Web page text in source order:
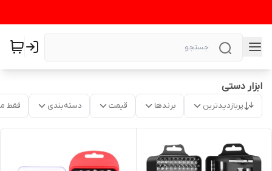
ابزار دستی
پربازدیدترین برندها قیمت دسته‌بندی فقط